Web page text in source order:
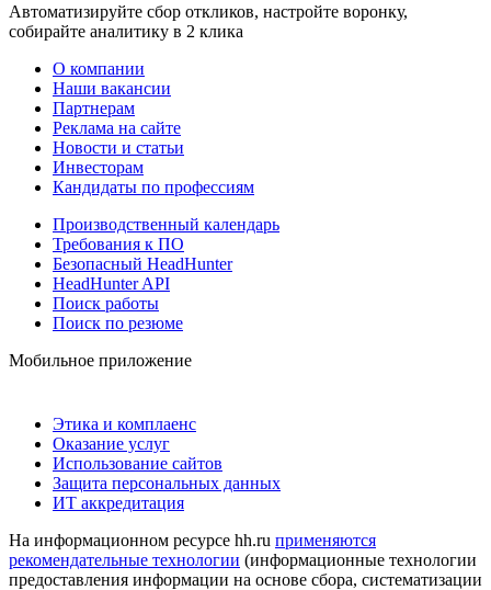
Автоматизируйте сбор откликов, настройте воронку,
собирайте аналитику в 2 клика
О компании
Наши вакансии
Партнерам
Реклама на сайте
Новости и статьи
Инвесторам
Кандидаты по профессиям
Производственный календарь
Требования к ПО
Безопасный HeadHunter
HeadHunter API
Поиск работы
Поиск по резюме
Мобильное приложение
Этика и комплаенс
Оказание услуг
Использование сайтов
Защита персональных данных
ИТ аккредитация
На информационном ресурсе hh.ru применяются
рекомендательные технологии (информационные технологии
предоставления информации на основе сбора, систематизации